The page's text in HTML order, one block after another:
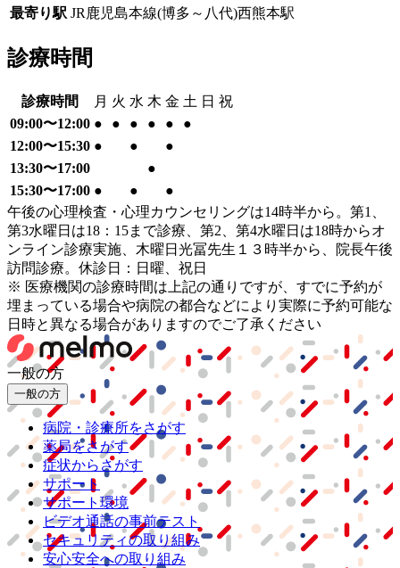
最寄り駅 JR鹿児島本線(博多～八代)西熊本駅
診療時間
診療時間 月 火 水 木 金 土 日 祝
09:00〜12:00 ● ● ● ● ●
●
12:00〜15:30 ● ●
●
13:30〜17:00
●
15:30〜17:00 ● ●
●
午後の心理検査・心理カウンセリングは14時半から。第1、
第3水曜日は18：15まで診療、第2、第4水曜日は18時からオ
ンライン診療実施、木曜日光冨先生１３時半から、院長午後
訪問診療。休診日：日曜、祝日
※ 医療機関の診療時間は上記の通りですが、すでに予約が
埋まっている場合や病院の都合などにより実際に予約可能な
日時と異なる場合がありますのでご了承ください
一般の方
一般の方
病院・診療所をさがす
薬局をさがす
症状からさがす
サポート
サポート環境
ビデオ通話の事前テスト
セキュリティの取り組み
安心安全への取り組み